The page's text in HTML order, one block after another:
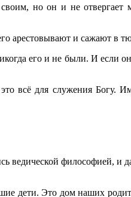
но он и не отвергает
арестовывают и сажают в
его и не были. И если он
всё для служения Богу.
ведической философией,
дети. Это дом наших